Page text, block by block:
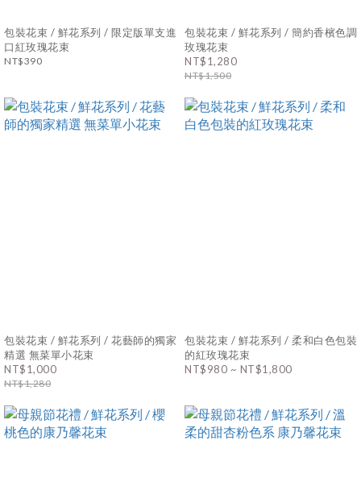
包裝花束 / 鮮花系列 / 限定版單支進
口紅玫瑰花束
NT$390
包裝花束 / 鮮花系列 / 簡約香檳色調
玫瑰花束
NT$1,280
NT$1,500
包裝花束 / 鮮花系列 / 花藝師的獨家
精選 無菜單小花束
NT$1,000
NT$1,280
包裝花束 / 鮮花系列 / 柔和白色包裝
的紅玫瑰花束
NT$980 ~ NT$1,800